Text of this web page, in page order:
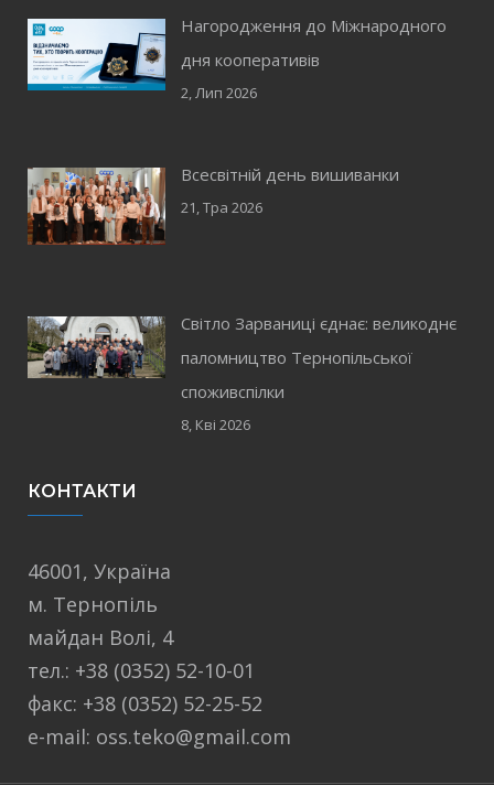
Нагородження до Міжнародного
дня кооперативів
2, Лип 2026
Всесвітній день вишиванки
21, Тра 2026
Світло Зарваниці єднає: великоднє
паломництво Тернопільської
споживспілки
8, Кві 2026
КОНТАКТИ
46001, Україна
м. Тернопіль
майдан Волі, 4
тел.: +38 (0352) 52-10-01
факс: +38 (0352) 52-25-52
e-mail: oss.teko@gmail.com